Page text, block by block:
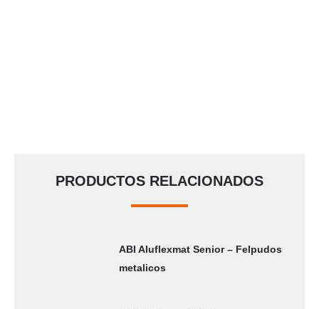
PRODUCTOS RELACIONADOS
ABI Aluflexmat Senior – Felpudos
metalicos